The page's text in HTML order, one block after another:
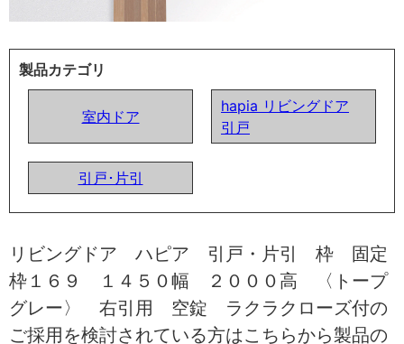
製品カテゴリ
室内ドア
hapia リビングドア
引戸
引戸･片引
リビングドア ハピア 引戸・片引 枠 固定
枠１６９ １４５０幅 ２０００高 〈トープ
グレー〉 右引用 空錠 ラクラクローズ付の
ご採用を検討されている方はこちらから製品の